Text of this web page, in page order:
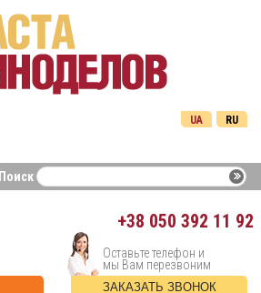
RU
UA
Поиск
+38 050 392 11 92
Оставьте телефон и
мы Вам перезвоним
ЗАКАЗАТЬ ЗВОНОК